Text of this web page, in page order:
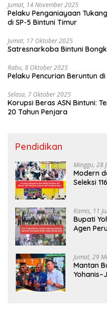
Jumat, 14 November 2025
Pelaku Penganiayaan
di SP-5 Bintuni Timur
Jumat, 17 Oktober 2025
Satresnarkoba Bintuni
Rabu, 8 Oktober 2025
Pelaku Pencurian Beruntun
Selasa, 7 Oktober 2025
Korupsi Beras ASN Bintuni:
20 Tahun Penjara
Pendidikan
Minggu, 28
Modern
Seleksi
Kamis, 11
Bupati
Agen
Jumat, 29
Mantan